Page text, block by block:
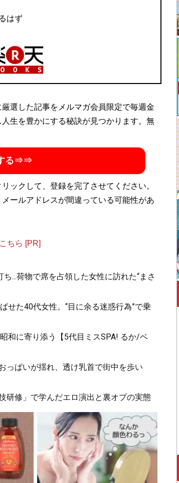
はず
選した記事をメルマガ会員限定で毎週金
生を豊かにする秘訣が見つかります。無
る⇒⇒
ックして、登録を完了させてください。
ールアドレスが間違っている可能性があ
ちら [PR]
...荷物で席を占領した女性に訪れた“まさ
た40代女性。“目に余る迷惑行為”で乗
和に寄り添う【5代目ミスSPA! るか/ベ
っぱいが揺れ、透け乳首で街中を歩い
研修」で学んだエロ演出と裏オプの実態